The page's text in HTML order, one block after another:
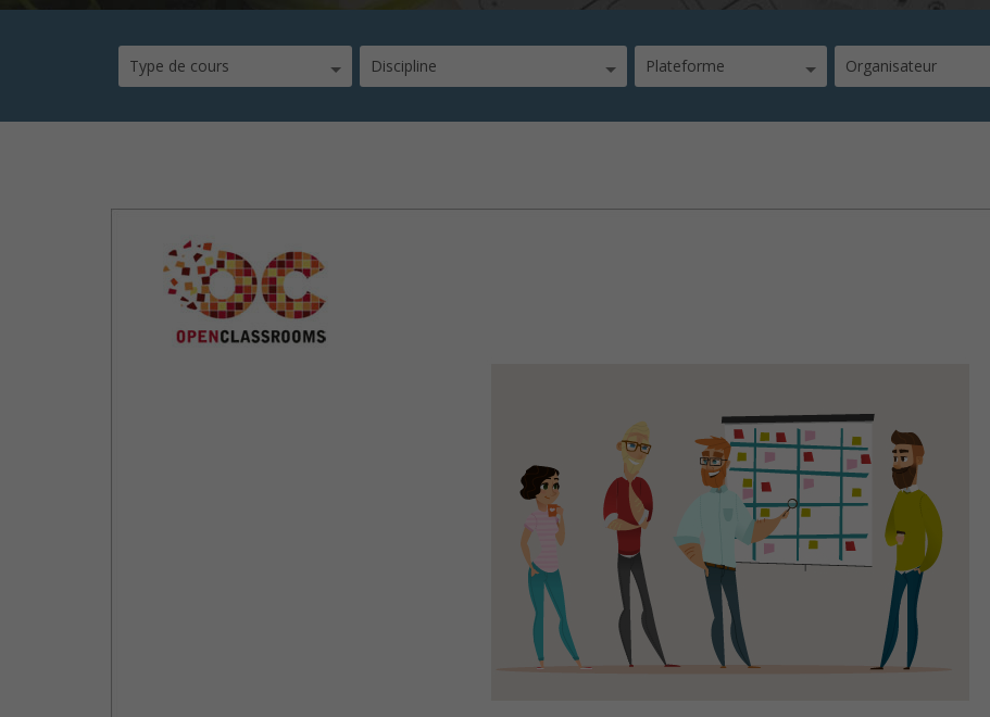
Type de cours Discipline Plateforme Organisateur